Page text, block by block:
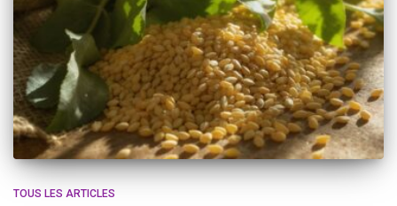
TOUS LES ARTICLES